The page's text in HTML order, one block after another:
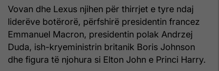
Vovan dhe Lexus njihen për thirrjet e tyre ndaj
liderëve botërorë, përfshirë presidentin francez
Emmanuel Macron, presidentin polak Andrzej
Duda, ish-kryeministrin britanik Boris Johnson
dhe figura të njohura si Elton John e Princi Harry.